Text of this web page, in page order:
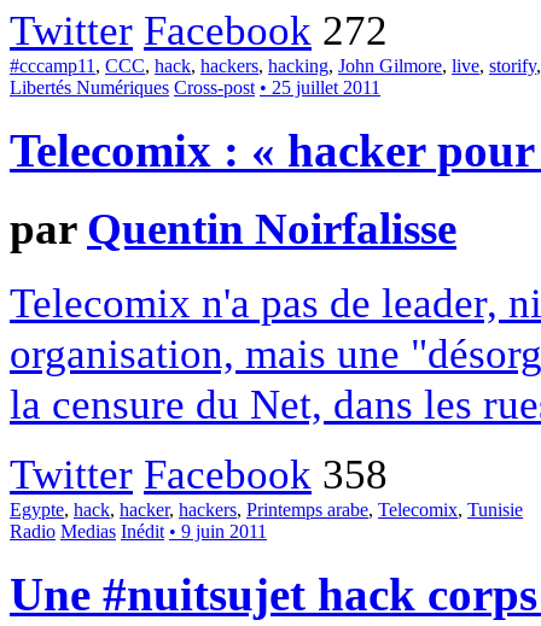
Twitter Facebook 272
#cccamp11 , CCC, hack, hackers, hacking, John Gilmore, live, storify
Libertés Numériques Cross-post • 25 juillet 2011
Telecomix : « hacker
par Quentin Noirfalisse
Telecomix n'a pas de leader,
organisation, mais une
la censure du Net, dans les
Twitter Facebook 358
Egypte, hack, hacker, hackers, Printemps arabe, Telecomix, Tunisie
Radio Medias Inédit • 9 juin 2011
Une #nuitsujet hack